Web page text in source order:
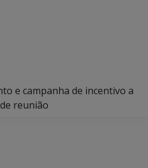
e campanha de incentivo a
reunião